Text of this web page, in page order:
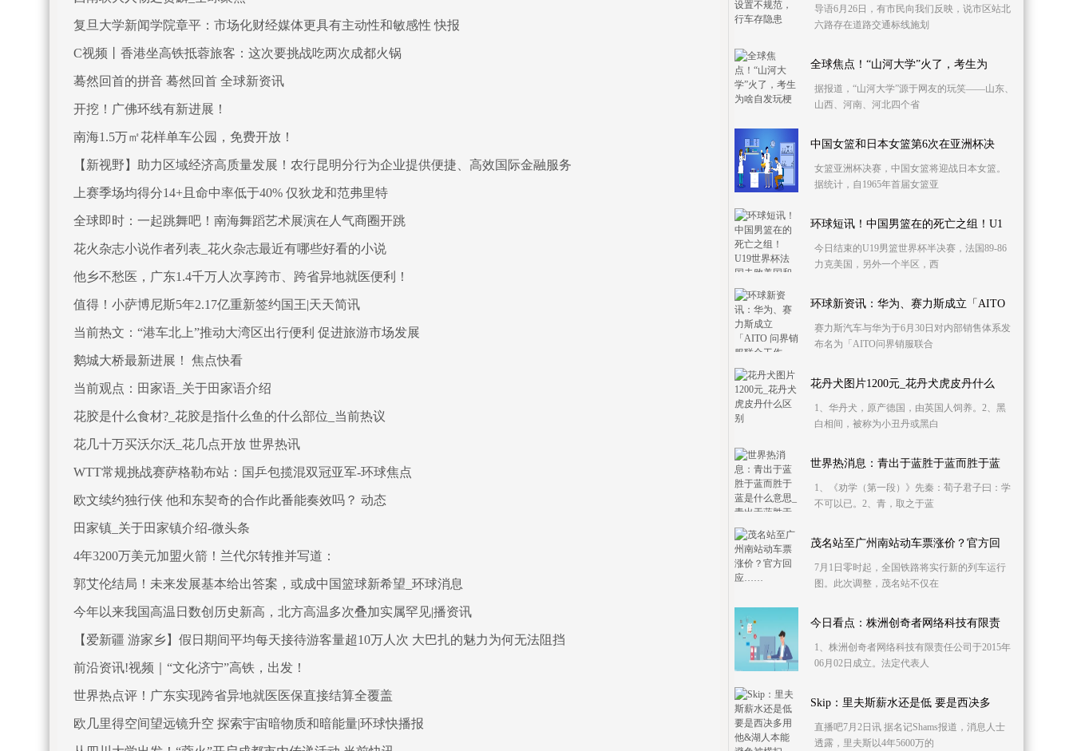
复旦大学新闻学院章平：市场化财经媒体更具有主动性和敏感性 快报
C视频丨香港坐高铁抵蓉旅客：这次要挑战吃两次成都火锅
蓦然回首的拼音 蓦然回首 全球新资讯
开挖！广佛环线有新进展！
南海1.5万㎡花样单车公园，免费开放！
【新视野】助力区域经济高质量发展！农行昆明分行为企业提供便捷、高效国际金融服务
上赛季场均得分14+且命中率低于40% 仅狄龙和范弗里特
全球即时：一起跳舞吧！南海舞蹈艺术展演在人气商圈开跳
花火杂志小说作者列表_花火杂志最近有哪些好看的小说
他乡不愁医，广东1.4千万人次享跨市、跨省异地就医便利！
值得！小萨博尼斯5年2.17亿重新签约国王|天天简讯
当前热文：“港车北上”推动大湾区出行便利 促进旅游市场发展
鹅城大桥最新进展！ 焦点快看
当前观点：田家语_关于田家语介绍
花胶是什么食材?_花胶是指什么鱼的什么部位_当前热议
花几十万买沃尔沃_花几点开放 世界热讯
WTT常规挑战赛萨格勒布站：国乒包揽混双冠亚军-环球焦点
欧文续约独行侠 他和东契奇的合作此番能奏效吗？ 动态
田家镇_关于田家镇介绍-微头条
4年3200万美元加盟火箭！兰代尔转推并写道：
郭艾伦结局！未来发展基本给出答案，或成中国篮球新希望_环球消息
今年以来我国高温日数创历史新高，北方高温多次叠加实属罕见|播资讯
【爱新疆 游家乡】假日期间平均每天接待游客量超10万人次 大巴扎的魅力为何无法阻挡
前沿资讯!视频｜“文化济宁”高铁，出发！
世界热点评！广东实现跨省异地就医医保直接结算全覆盖
欧几里得空间望远镜升空 探索宇宙暗物质和暗能量|环球快播报
导语6月26日，有市民向我们反映，说市区站北
六路存在道路交通标线施划
全球焦点！“山河大学”火了，考生为
据报道，“山河大学”源于网友的玩笑——山东、
山西、河南、河北四个省
中国女篮和日本女篮第6次在亚洲杯决
女篮亚洲杯决赛，中国女篮将迎战日本女篮。
据统计，自1965年首届女篮亚
环球短讯！中国男篮在的死亡之组！U1
今日结束的U19男篮世界杯半决赛，法国89-86
力克美国，另外一个半区，西
环球新资讯：华为、赛力斯成立「AITO
赛力斯汽车与华为于6月30日对内部销售体系发
布名为「AITO问界销服联合
花丹犬图片1200元_花丹犬虎皮丹什么
1、华丹犬，原产德国，由英国人饲养。2、黑
白相间，被称为小丑丹或黑白
世界热消息：青出于蓝胜于蓝而胜于蓝
1、《劝学（第一段）》先秦：荀子君子曰：学
不可以已。2、青，取之于蓝
茂名站至广州南站动车票涨价？官方回
7月1日零时起，全国铁路将实行新的列车运行
图。此次调整，茂名站不仅在
今日看点：株洲创奇者网络科技有限责
1、株洲创奇者网络科技有限责任公司于2015年
06月02日成立。法定代表人
Skip：里夫斯薪水还是低 要是西决多
直播吧7月2日讯 据名记Shams报道，消息人士
透露，里夫斯以4年5600万的